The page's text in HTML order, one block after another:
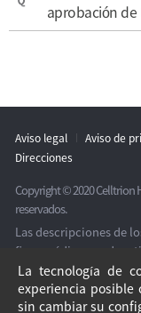
aprobación de
Aviso legal Aviso de
Direcciones
Copyright © 2020 Celltrion
reservados.
Las descripciones de
fines médicos y
campañas de
detalles sobre
profesional de la salud.
La tecnología de
experiencia posible
sin cambiar su